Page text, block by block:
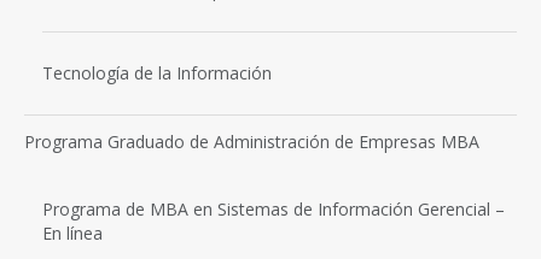
Tecnología de la Información
Programa Graduado de Administración de Empresas MBA
Programa de MBA en Sistemas de Información Gerencial –
En línea